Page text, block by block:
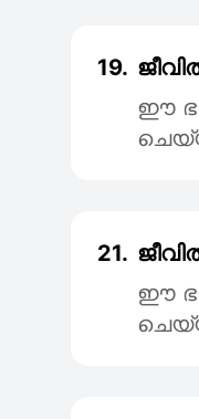
19.
ഈ
21.
ഈ